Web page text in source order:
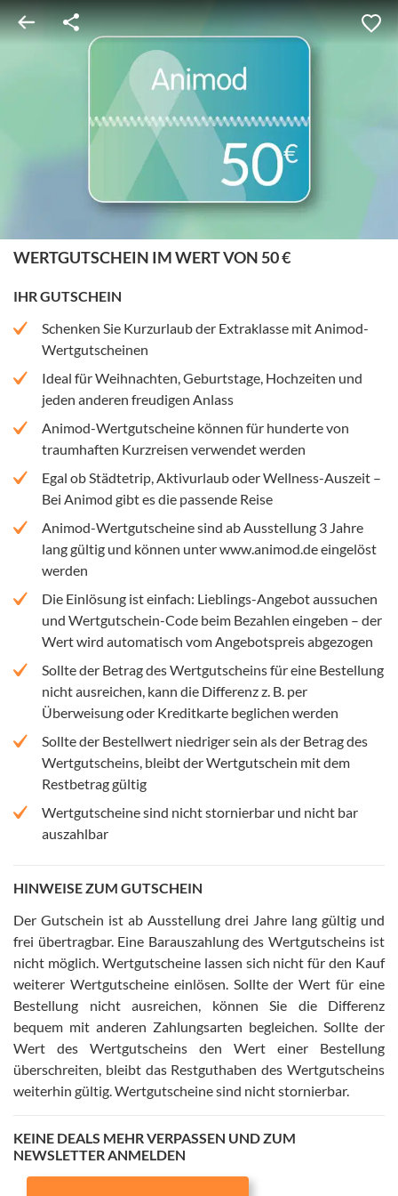
WERTGUTSCHEIN IM WERT VON 50 €
IHR GUTSCHEIN
Schenken Sie Kurzurlaub der Extraklasse mit Animod-
Wertgutscheinen
Ideal für Weihnachten, Geburtstage, Hochzeiten und
jeden anderen freudigen Anlass
Animod-Wertgutscheine können für hunderte von
traumhaften Kurzreisen verwendet werden
Egal ob Städtetrip, Aktivurlaub oder Wellness-Auszeit –
Bei Animod gibt es die passende Reise
Animod-Wertgutscheine sind ab Ausstellung 3 Jahre
lang gültig und können unter www.animod.de eingelöst
werden
Die Einlösung ist einfach: Lieblings-Angebot aussuchen
und Wertgutschein-Code beim Bezahlen eingeben – der
Wert wird automatisch vom Angebotspreis abgezogen
Sollte der Betrag des Wertgutscheins für eine Bestellung
nicht ausreichen, kann die Differenz z. B. per
Überweisung oder Kreditkarte beglichen werden
Sollte der Bestellwert niedriger sein als der Betrag des
Wertgutscheins, bleibt der Wertgutschein mit dem
Restbetrag gültig
Wertgutscheine sind nicht stornierbar und nicht bar
auszahlbar
HINWEISE ZUM GUTSCHEIN
Der Gutschein ist ab Ausstellung drei Jahre lang gültig und
frei übertragbar. Eine Barauszahlung des Wertgutscheins ist
nicht möglich Wertgutscheine lassen sich nicht für den Kauf
weiterer Wertgutscheine einlösen Sollte der Wert für eine
Bestellung nicht ausreichen, können Sie die Differenz
bequem mit anderen Zahlungsarten begleichen
Sollte der
Wert des Wertgutscheins den Wert einer Bestellung
überschreiten, bleibt das Restguthaben des Wertgutscheins
weiterhin gültig Wertgutscheine sind nicht stornierbar.
KEINE DEALS MEHR VERPASSEN UND ZUM
NEWSLETTER ANMELDEN